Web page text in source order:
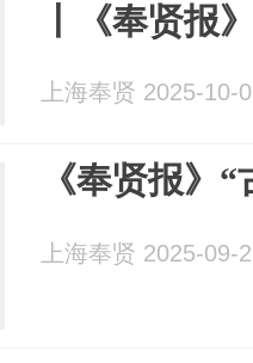
丨《奉贤报
上海奉贤 2025-10-
《奉贤报》
上海奉贤 2025-09-